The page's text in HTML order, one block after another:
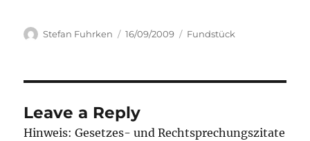
Author
Stefan Fuhrken
Posted
16/09/2009 Categories
Fundstück
Leave a Reply
Hinweis: Gesetzes- und Rechtsprechungszitate